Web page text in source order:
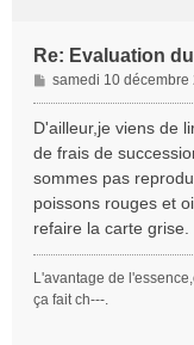
Re: Evaluation
M
e
s
g
e
samedi 10 décembre
D'ailleur,je viens de
de frais de
sommes pas
poissons rouges et
refaire la carte grise.
L'avantage de
ça fait ch---.